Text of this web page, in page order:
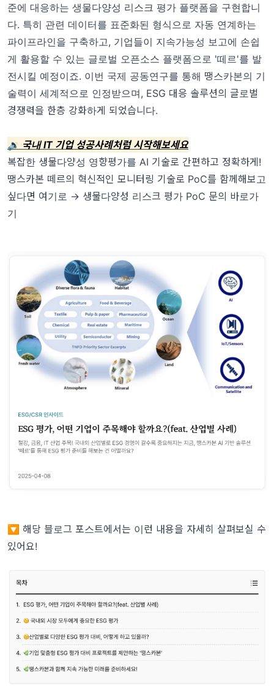
준에 대응하는 생물다양성 리스크 평가 플랫폼을 구현합니
다. 특히 관련 데이터를 표준화된 형식으로 자동 연계하는
파이프라인을 구축하고, 기업들이 지속가능성 보고에 손쉽
게 활용할 수 있는 글로벌 오픈소스 플랫폼으로 '떼르'를 발
전시킬 예정이죠. 이번 국제 공동연구를 통해 땡스카본의 기
술력이 세계적으로 인정받으며, ESG 대응 솔루션의 글로벌
경쟁력을 한층 강화하게 되었습니다.
🔉 국내 IT 기업 성공사례처럼 시작해보세요
복잡한 생물다양성 영향평가를 AI 기술로 간편하고 정확하게!
땡스카본 떼르의 혁신적인 모니터링 기술로 PoC를 함께해보고
싶다면 여기로 → 생물다양성 리스크 평가 PoC 문의 바로가
기
🔽 해당 블로그 포스트에서는 이런 내용을 자세히 살펴보실 수
있어요!